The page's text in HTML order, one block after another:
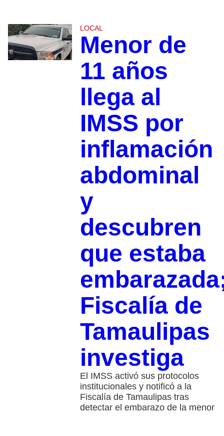
LOCAL
Menor de
11 años
llega al
IMSS por
inflamación
abdominal
y
descubren
que estaba
Fiscalía de
Tamaulipas
investiga
El IMSS activó sus protocolos
institucionales y notificó a la
Fiscalía de Tamaulipas tras
detectar el embarazo de la menor